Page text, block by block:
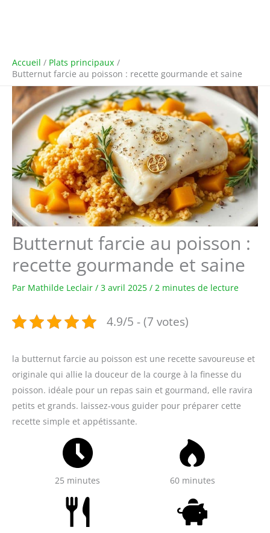
Accueil
Plats principaux
Butternut farcie au poisson : recette gourmande et saine
Butternut farcie au poisson :
recette gourmande et saine
Par Mathilde Leclair / 3 avril 2025 / 2 minutes de lecture
4.9/5 - (7 votes)
la butternut farcie au poisson est une recette savoureuse et
originale qui allie la douceur de la courge à la finesse du
poisson. idéale pour un repas sain et gourmand, elle ravira
petits et grands. laissez-vous guider pour préparer cette
recette simple et appétissante.
25 minutes 60 minutes